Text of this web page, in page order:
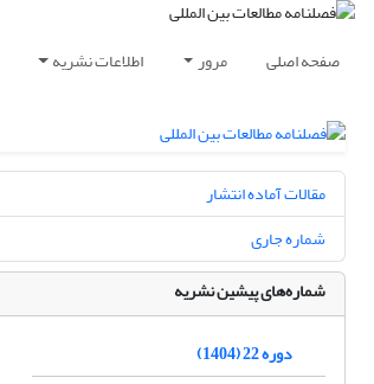
صفحه اصلی مرور اطلاعات نشریه
مقالات آماده انتشار
شماره جاری
شماره‌های پیشین نشریه
دوره 22 (1404)